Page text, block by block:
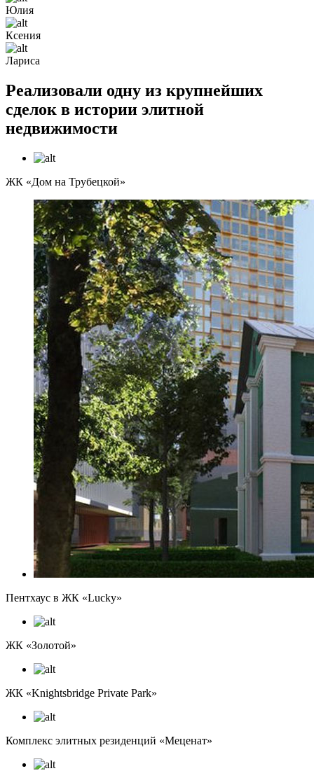
Юлия
Ксения
Лариса
Реализовали одну из крупнейших
сделок в истории элитной
недвижимости
ЖК «Дом на Трубецкой»
Пентхаус в ЖК «‎Lucky»
ЖК «‎Золотой»
ЖК «‎Knightsbridge Private Park»
Комплекс элитных резиденций «‎Меценат»